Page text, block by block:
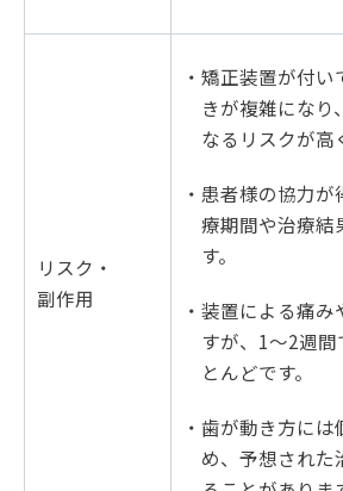
リスク・
副作用
・矯正装置が付
きが複雑になり
なるリスクが高
・患者様の協力
療期間や治療結
す。
・装置による痛
すが、1～2週
とんどです。
・歯が動き方に
め、予想された